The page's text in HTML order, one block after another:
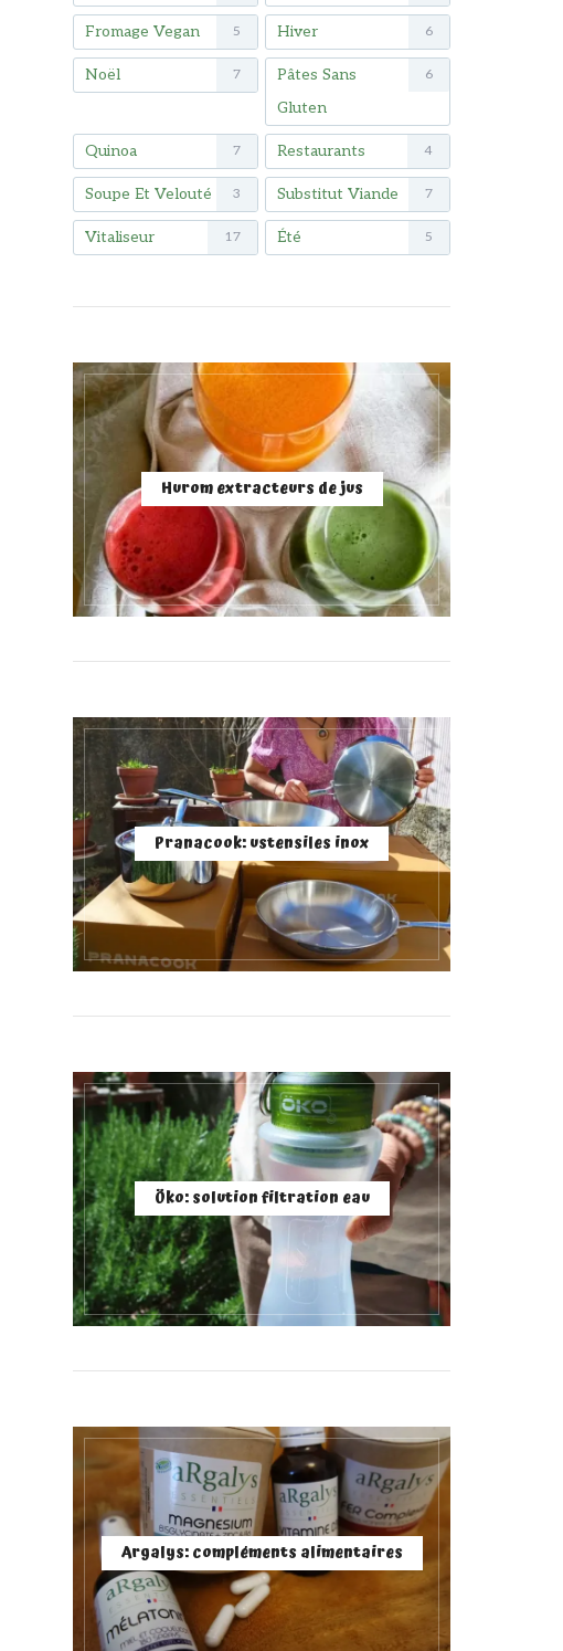
Fromage Vegan 5 Hiver 6
Noël 7
Pâtes Sans
Gluten
6
Quinoa 7 Restaurants 4
Soupe Et Velouté 3 Substitut Viande 7
Vitaliseur 17 Été 5
Hurom extracteurs de jus
Pranacook: ustensiles inox
Öko: solution filtration eau
Argalys: compléments alimentaires